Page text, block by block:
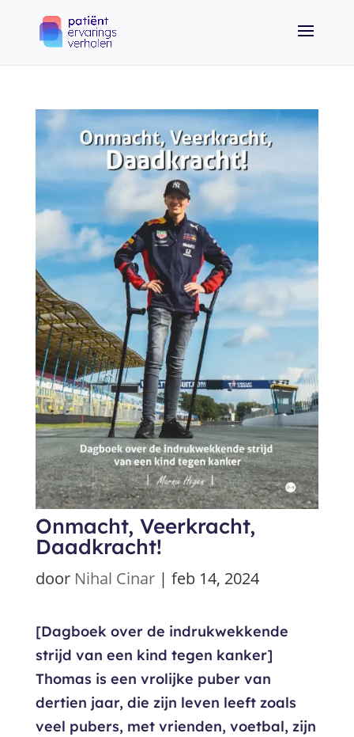
Onmacht, Veerkracht,
Daadkracht!
door Nihal Cinar| feb 14, 2024
[Dagboek over de indrukwekkende
strijd van een kind tegen kanker]
Thomas is een vrolijke puber van
dertien jaar, die zijn leven leeft zoals
veel pubers, met vrienden, voetbal, zijn